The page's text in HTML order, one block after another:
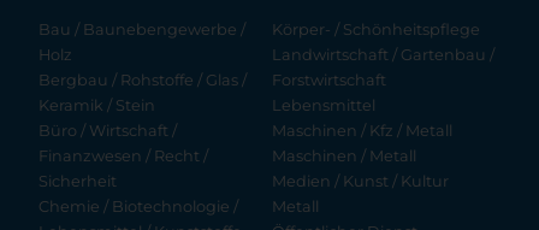
Bau / Baunebengewerbe /
Holz
Bergbau / Rohstoffe / Glas /
Keramik / Stein
Büro / Wirtschaft /
Finanzwesen / Recht /
Sicherheit
Chemie / Biotechnologie /
Körper- / Schönheitspflege
Landwirtschaft / Gartenbau /
Forstwirtschaft
Lebensmittel
Maschinen / Kfz / Metall
Maschinen / Metall
Medien / Kunst / Kultur
Metall